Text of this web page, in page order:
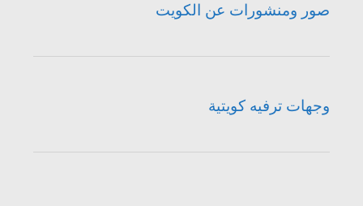
صور ومنشورات عن الكويت
وجهات ترفيه كويتية